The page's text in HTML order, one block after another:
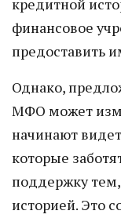
кредитной
финансовое
предоставить
Однако,
МФО может
начинают
которые
поддержку
историей. Это